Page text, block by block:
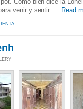
Como bien dice la
venir y sentir. ... Read